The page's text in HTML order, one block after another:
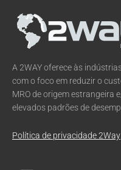
A 2WAY oferece às
com o foco em reduzir o
MRO de origem estrangeira
elevados padrões de
Política de privacidade 2Way